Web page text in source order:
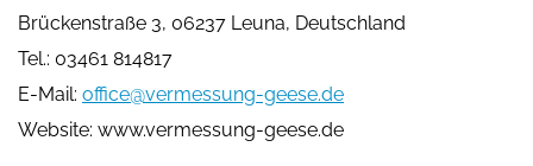
Brückenstraße 3, 06237 Leuna, Deutschland
Tel.: 03461 814817
E-Mail: office@vermessung-geese.de
Website: www.vermessung-geese.de